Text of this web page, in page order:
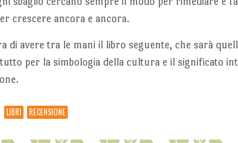
crescere ancora e ancora.
di avere tra le mani il libro seguente, che sarà
per la simbologia della cultura e il significato
LIBRI RECENSIONE